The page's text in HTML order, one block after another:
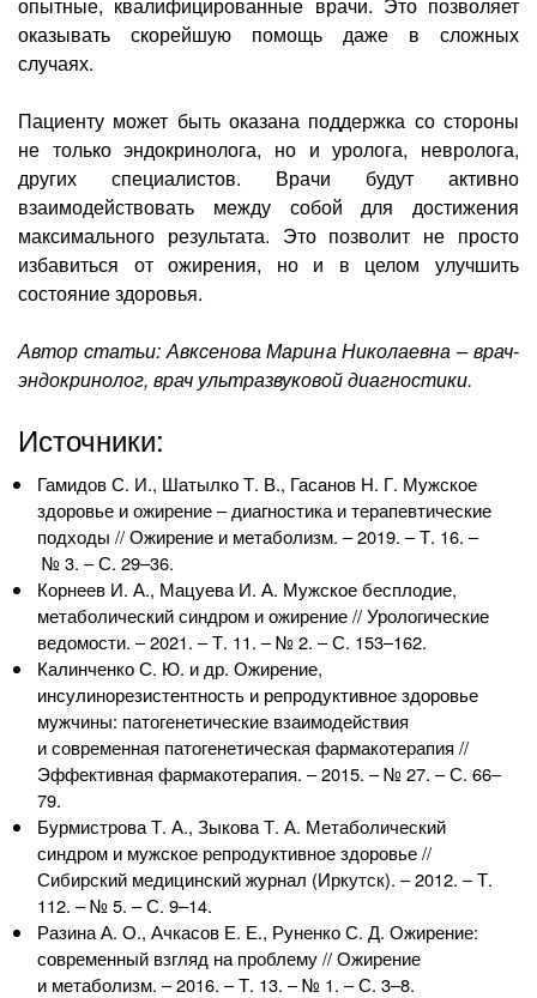
оказывать скорейшую помощь даже в сложных
случаях.
Пациенту может быть оказана поддержка со стороны
не только эндокринолога, но и уролога, невролога,
других специалистов. Врачи будут активно
взаимодействовать между собой для достижения
максимального результата. Это позволит не просто
избавиться от ожирения, но и в целом улучшить
состояние здоровья.
Автор статьи: Авксенова Марина Николаевна – врач-
эндокринолог, врач ультразвуковой диагностики.
Источники:
Гамидов С. И., Шатылко Т. В., Гасанов Н. Г. Мужское
здоровье и ожирение – диагностика и терапевтические
подходы // Ожирение и метаболизм. – 2019. – Т. 16. –
№ 3. – С. 29–36.
Корнеев И. А., Мацуева И. А. Мужскоебесплодие,
метаболический синдром и ожирение // Урологические
ведомости. – 2021. – Т. 11. – № 2. – С. 153–162.
Калинченко С. Ю. и др. Ожирение,
инсулинорезистентность и репродуктивное здоровье
мужчины: патогенетические взаимодействия
и современная патогенетическая фармакотерапия //
Эффективная фармакотерапия. – 2015. – № 27. – С. 66–
79.
Бурмистрова Т. А., ЗыковаТ. А. Метаболический
синдром и мужское репродуктивное здоровье //
Сибирский медицинский журнал (Иркутск). – 2012. – Т.
112. – № 5. – С. 9–14.
Разина А. О., Ачкасов Е. Е., РуненкоС. Д. Ожирение:
современный взгляд на проблему // Ожирение
и метаболизм. – 2016. – Т. 13. – № 1. – С. 3–8.